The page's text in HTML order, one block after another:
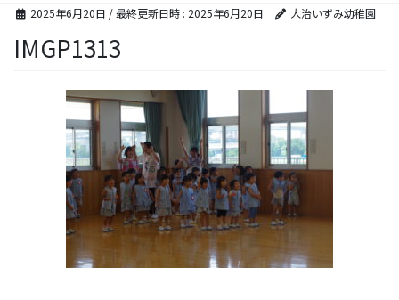
2025年6月20日 / 最終更新日時 : 2025年6月20日 大治いずみ幼稚園
IMGP1313